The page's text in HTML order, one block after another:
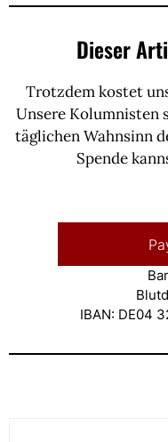
Dieser
Trotzdem kostet
Unsere Kolumnisten
täglichen Wahnsinn
Spende
IBAN: DE04